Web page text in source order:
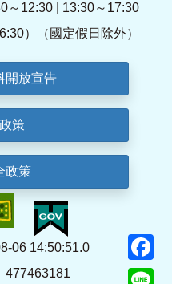
～12:30 | 13:30～17:30
）（國定假日除外）
開放宣告
策
政策
06 14:50:51.0
477463181